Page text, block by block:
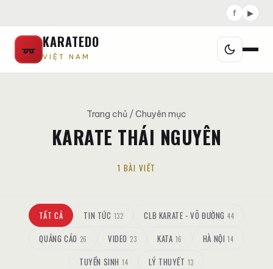
f ▶
KARATEDO
VIỆT NAM
Trang chủ / Chuyên mục
KARATE THÁI NGUYÊN
1 BÀI VIẾT
TẤT CẢ TIN TỨC 132 CLB KARATE - VÕ ĐƯỜNG 44
QUẢNG CÁO 26 VIDEO 23 KATA 16 HÀ NỘI 14
TUYỂN SINH 14 LÝ THUYẾT 13